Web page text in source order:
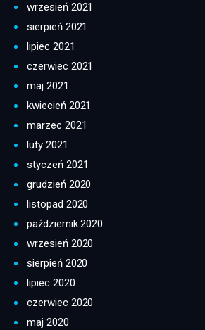
wrzesień 2021
sierpień 2021
lipiec 2021
czerwiec 2021
maj 2021
kwiecień 2021
marzec 2021
luty 2021
styczeń 2021
grudzień 2020
listopad 2020
październik 2020
wrzesień 2020
sierpień 2020
lipiec 2020
czerwiec 2020
maj 2020